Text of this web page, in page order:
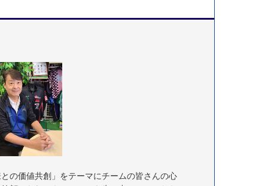
との価値共創」をテーマにチームの皆さんの心